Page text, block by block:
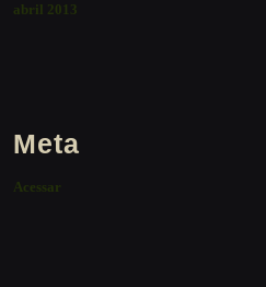
abril 2013
Meta
Acessar